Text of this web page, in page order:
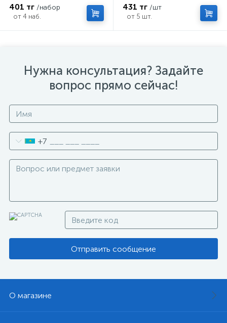
401 тг /набор
от 4 наб.
431 тг /шт
от 5 шт.
Нужна консультация? Задайте
вопрос прямо сейчас!
+7
Отправить сообщение
О магазине